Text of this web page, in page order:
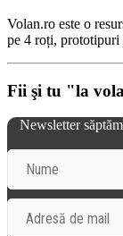
Volan.ro este o
pe 4 roți, prototipuri
Fii şi tu "la
Newsletter